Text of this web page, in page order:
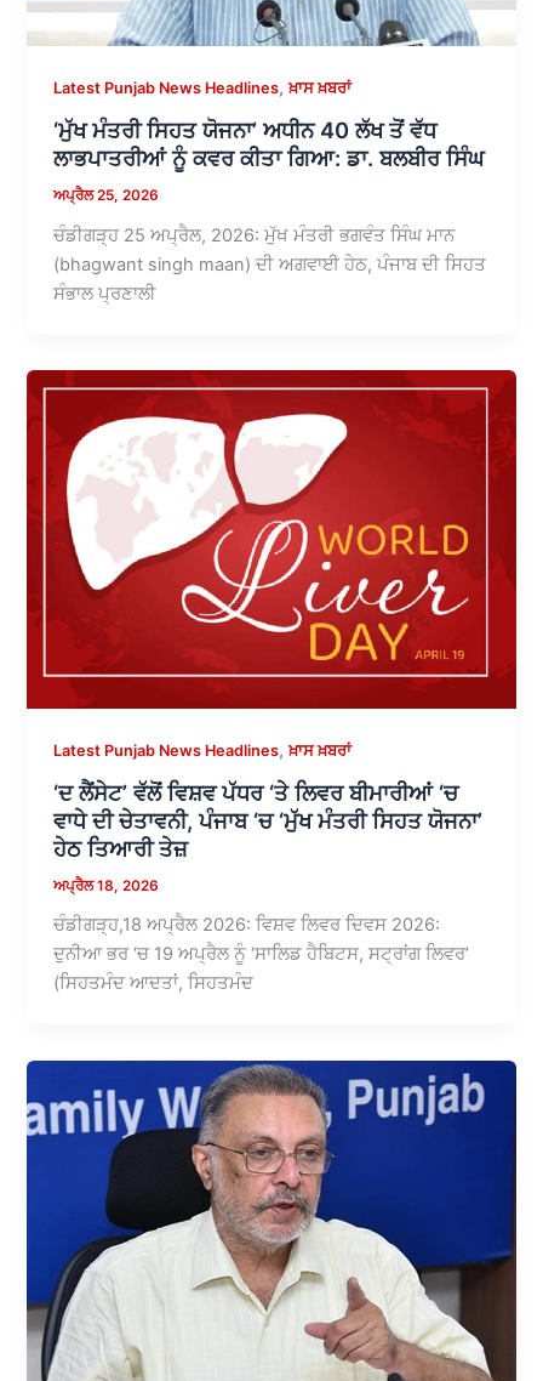
Latest Punjab News Headlines,ਖ਼ਾਸ ਖ਼ਬਰਾਂ
‘ਮੁੱਖ ਮੰਤਰੀ ਸਿਹਤ ਯੋਜਨਾ’ ਅਧੀਨ 40 ਲੱਖ ਤੋਂ ਵੱਧ
ਲਾਭਪਾਤਰੀਆਂ ਨੂੰ ਕਵਰ ਕੀਤਾ ਗਿਆ: ਡਾ. ਬਲਬੀਰ ਸਿੰਘ
ਅਪ੍ਰੈਲ 25, 2026
ਚੰਡੀਗੜ੍ਹ 25 ਅਪ੍ਰੈਲ, 2026: ਮੁੱਖ ਮੰਤਰੀ ਭਗਵੰਤ ਸਿੰਘ ਮਾਨ
(bhagwant singh maan) ਦੀ ਅਗਵਾਈ ਹੇਠ, ਪੰਜਾਬ ਦੀ ਸਿਹਤ
ਸੰਭਾਲ ਪ੍ਰਣਾਲੀ
Latest Punjab News Headlines,ਖ਼ਾਸ ਖ਼ਬਰਾਂ
‘ਦ ਲੈਂਸੇਟ’ ਵੱਲੋਂ ਵਿਸ਼ਵ ਪੱਧਰ ‘ਤੇ ਲਿਵਰ ਬੀਮਾਰੀਆਂ ‘ਚ
ਵਾਧੇ ਦੀ ਚੇਤਾਵਨੀ, ਪੰਜਾਬ ‘ਚ ‘ਮੁੱਖ ਮੰਤਰੀ ਸਿਹਤ ਯੋਜਨਾ’
ਹੇਠ ਤਿਆਰੀ ਤੇਜ਼
ਅਪ੍ਰੈਲ 18, 2026
ਚੰਡੀਗੜ੍ਹ,18 ਅਪ੍ਰੈਲ 2026: ਵਿਸ਼ਵ ਲਿਵਰ ਦਿਵਸ 2026:
ਦੁਨੀਆ ਭਰ ‘ਚ 19 ਅਪ੍ਰੈਲ ਨੂੰ ‘ਸਾਲਿਡ ਹੈਬਿਟਸ, ਸਟ੍ਰਾਂਗ ਲਿਵਰ’
(ਸਿਹਤਮੰਦ ਆਦਤਾਂ, ਸਿਹਤਮੰਦ